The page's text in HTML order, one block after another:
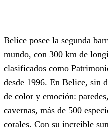
Belice posee la segunda
mundo, con 300 km de
clasificados como
desde 1996. En Belice, sin
de color y emoción:
cavernas, más de 500
corales. Con su increíble